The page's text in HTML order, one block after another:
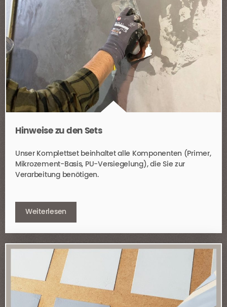
Hinweise zu den Sets
Unser Komplettset beinhaltet alle Komponenten (Primer,
Mikrozement-Basis, PU-Versiegelung), die Sie zur
Verarbeitung benötigen.
Weiterlesen